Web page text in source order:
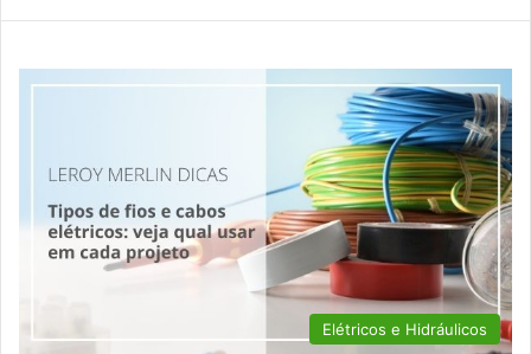
Elétricos e Hidráulicos